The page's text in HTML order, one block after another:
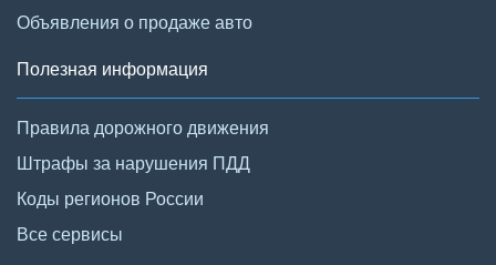
Объявления о продаже авто
Полезная информация
Правила дорожного движения
Штрафы за нарушения ПДД
Коды регионов России
Все сервисы